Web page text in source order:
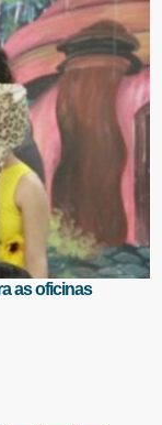
as oficinas